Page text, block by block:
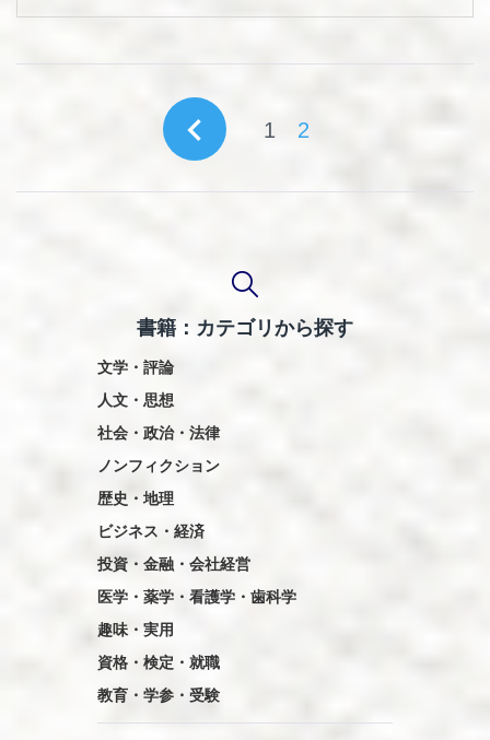
navigate_before 1 2
書籍：カテゴリから探す
文学・評論
人文・思想
社会・政治・法律
ノンフィクション
歴史・地理
ビジネス・経済
投資・金融・会社経営
医学・薬学・看護学・歯科学
趣味・実用
資格・検定・就職
教育・学参・受験